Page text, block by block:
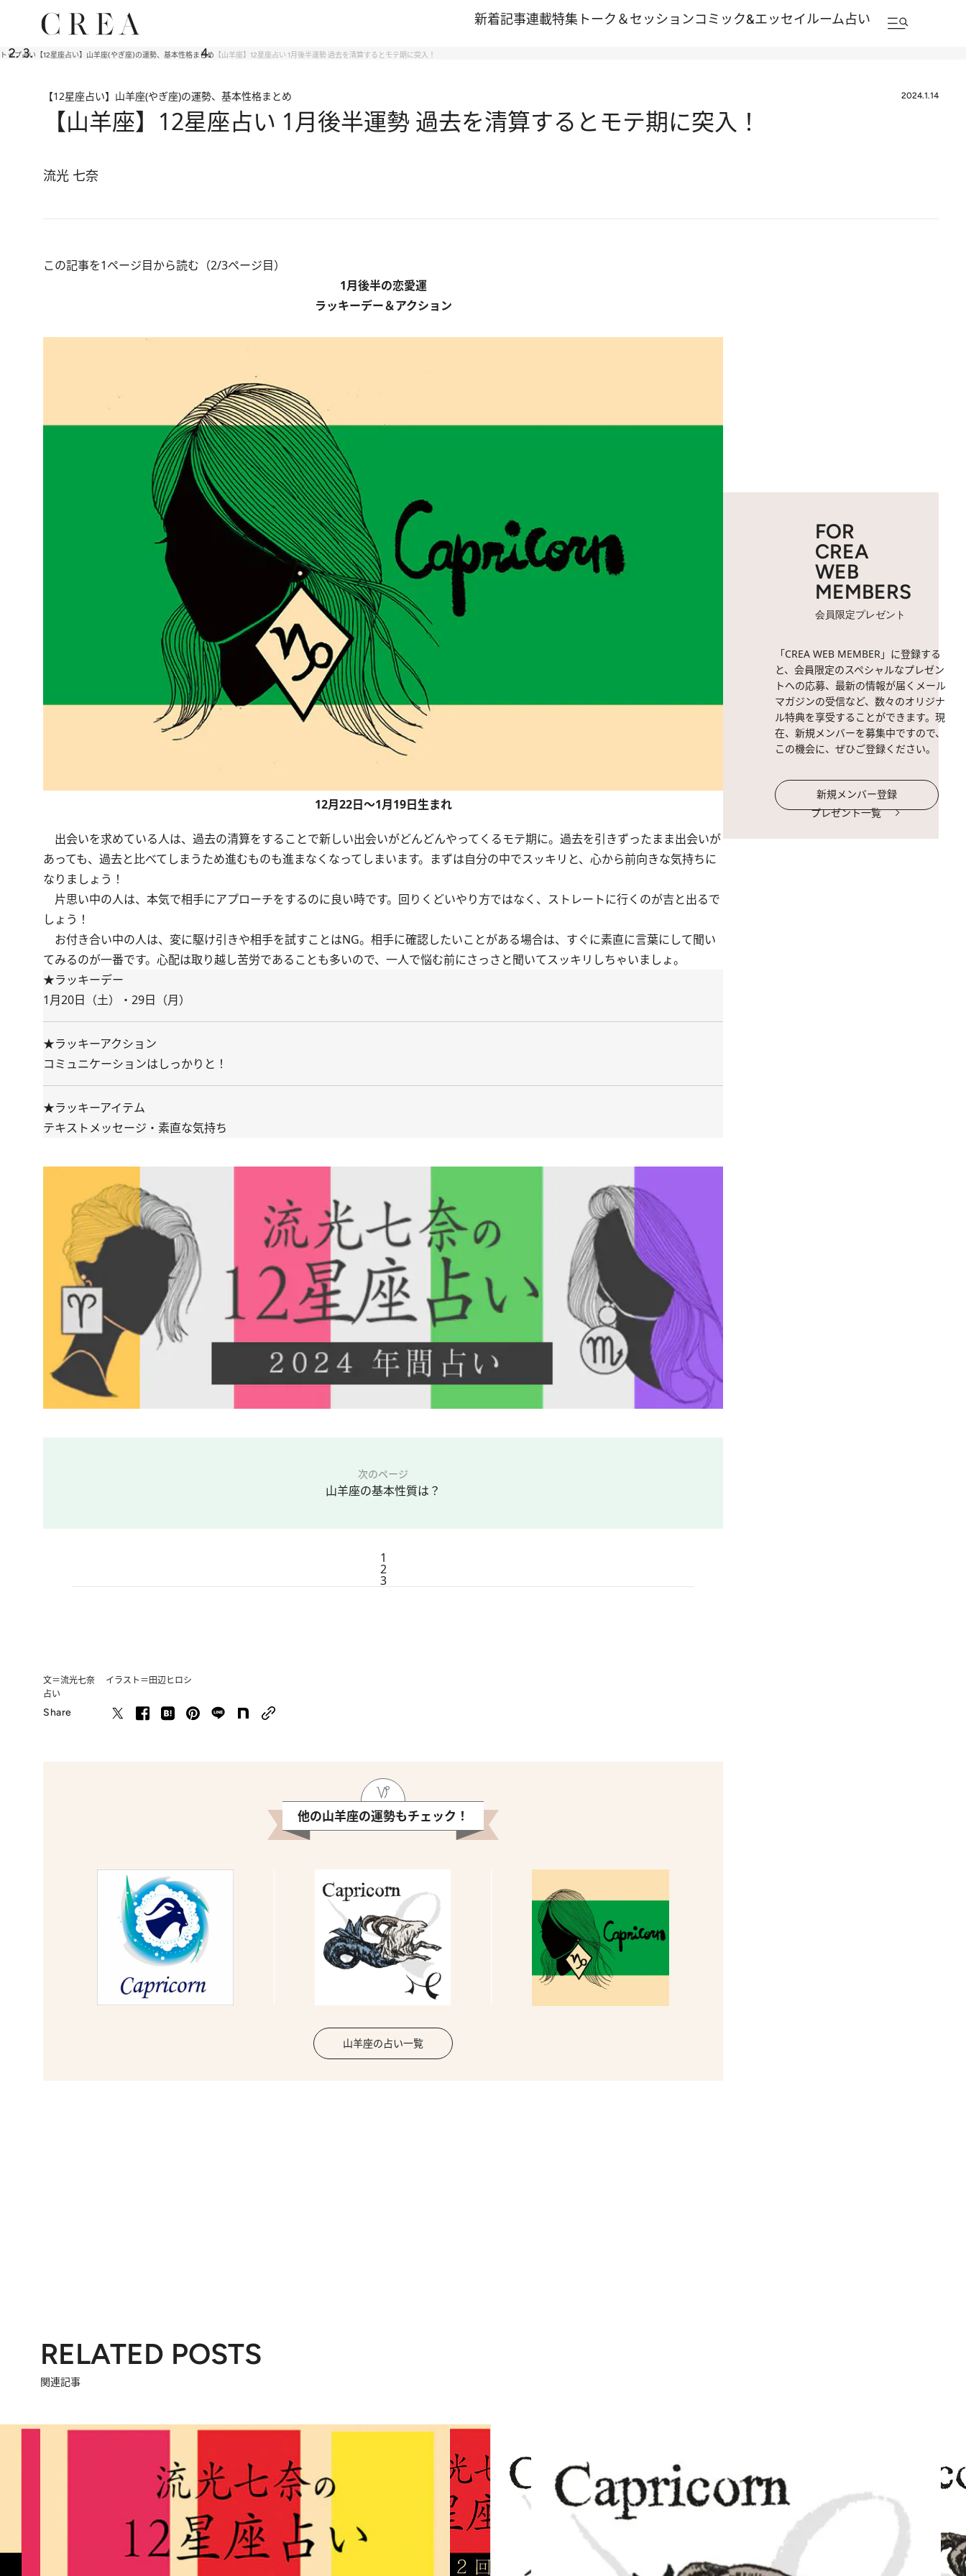
新着記事連載特集 トーク＆セッションコミック&エッセイルーム占い
トップ占い 【12星座占い】山羊座(やぎ座)の運勢、基本性格まとめ 【山羊座】12星座占い 1月後半運勢 過去を清算するとモテ期に突入！
【12星座占い】山羊座(やぎ座)の運勢、基本性格まとめ 2024.1.14
【山羊座】12星座占い 1月後半運勢 過去を清算するとモテ期に突入！
流光 七奈
この記事を1ページ目から読む（2/3ページ目）
1月後半の恋愛運
ラッキーデー＆アクション
12月22日～1月19日生まれ
出会いを求めている人は、過去の清算をすることで新しい出会いがどんどんやってくるモテ期に。過去を引きずったまま出会いが
あっても、過去と比べてしまうため進むものも進まなくなってしまいます。まずは自分の中でスッキリと、心から前向きな気持ちに
なりましょう！
片思い中の人は、本気で相手にアプローチをするのに良い時です。回りくどいやり方ではなく、ストレートに行くのが吉と出るで
しょう！
お付き合い中の人は、変に駆け引きや相手を試すことはNG。相手に確認したいことがある場合は、すぐに素直に言葉にして聞い
てみるのが一番です。心配は取り越し苦労であることも多いので、一人で悩む前にさっさと聞いてスッキリしちゃいましょ。
★ラッキーデー
1月20日（土）・29日（月）
★ラッキーアクション
コミュニケーションはしっかりと！
★ラッキーアイテム
テキストメッセージ・素直な気持ち
次のページ
山羊座の基本性質は？
1
2
3
文＝流光七奈 イラスト＝田辺ヒロシ
占い
Share
他の山羊座の運勢もチェック！
山羊座の占い一覧
FOR
CREA
WEB
MEMBERS
会員限定プレゼント
「CREA WEB MEMBER」に登録する
と、会員限定のスペシャルなプレゼン
トへの応募、最新の情報が届くメール
マガジンの受信など、数々のオリジナ
ル特典を享受することができます。現
在、新規メンバーを募集中ですので、
この機会に、ぜひご登録ください。
新規メンバー登録
プレゼント一覧
RELATED POSTS
関連記事